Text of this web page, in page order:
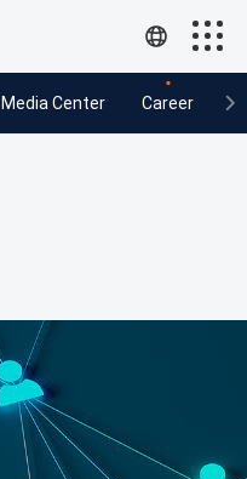
Media Center Career